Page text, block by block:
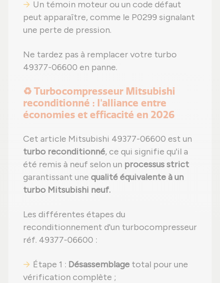
Un témoin moteur ou un code défaut
peut apparaître, comme le P0299 signalant
une perte de pression.
Ne tardez pas à remplacer votre turbo
49377-06600 en panne.
♻️ Turbocompresseur Mitsubishi
reconditionné : l'alliance entre
économies et efficacité en 2026
Cet article Mitsubishi 49377-06600 est un
turbo reconditionné, ce qui signifie qu'il a
été remis à neuf selon un processus strict
garantissant une qualité équivalente à un
turbo Mitsubishi neuf.
Les différentes étapes du
reconditionnement d'un turbocompresseur
réf. 49377-06600 :
Étape 1 : Désassemblage total pour une
vérification complète ;